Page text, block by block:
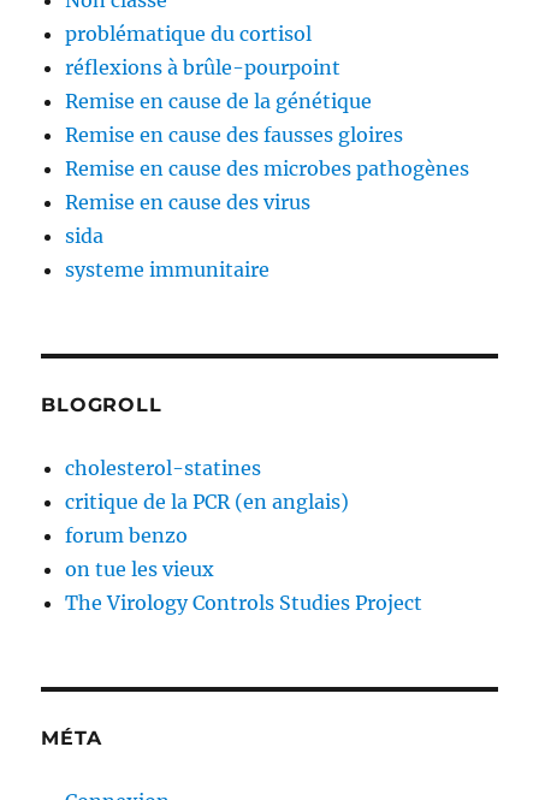
problématique du cortisol
réflexions à brûle-pourpoint
Remise en cause de la génétique
Remise en cause des fausses gloires
Remise en cause des microbes pathogènes
Remise en cause des virus
sida
systeme immunitaire
BLOGROLL
cholesterol-statines
critique de la PCR (en anglais)
forum benzo
on tue les vieux
The Virology Controls Studies Project
MÉTA